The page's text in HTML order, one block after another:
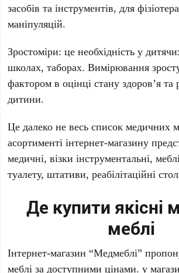
засобів та інструментів, для
маніпуляцій.
Зростоміри: це необхідність у
школах, таборах. Вимірювання
фактором в оцінці стану здоров’я та
дитини.
Це далеко не весь список медичних
асортименті інтернет-магазину
медичні, візки інструментальні,
туалету, штативи, реабілітаційні
Де купити якісні
меблі
Інтернет-магазин “Медмеблі”
меблі за доступними цінами. у